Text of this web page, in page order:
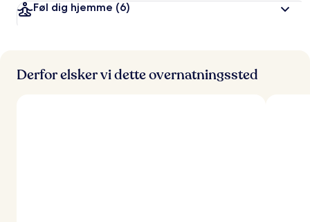
d
e
Føl dig hjemme (6)
Derfor elsker vi dette overnatningssted